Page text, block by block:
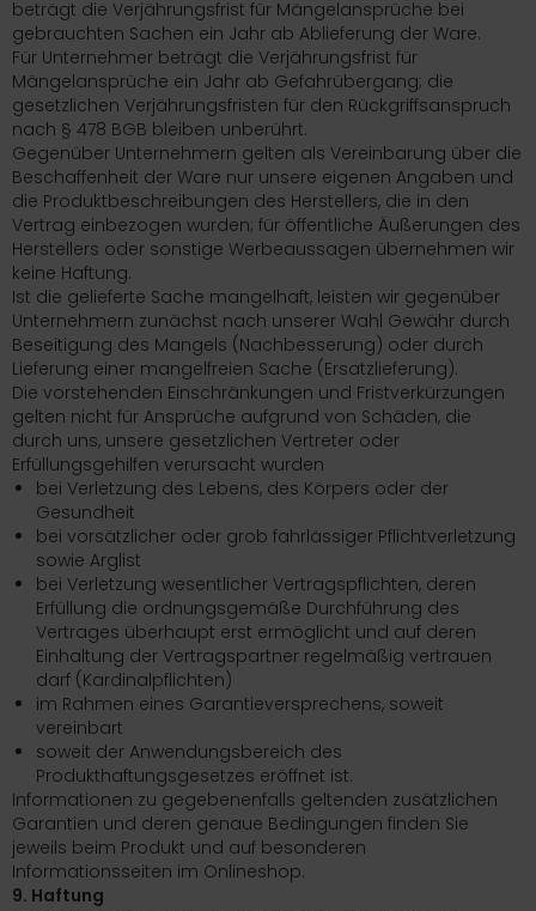
beträgt die Verjährungsfrist für Mängelansprüche bei
gebrauchten Sachen ein Jahr ab Ablieferung der Ware.
Für Unternehmer beträgt die Verjährungsfrist für
Mängelansprüche ein Jahr ab Gefahrübergang; die
gesetzlichen Verjährungsfristen für den Rückgriffsanspruch
nach § 478 BGB bleiben unberührt.
Gegenüber Unternehmern gelten als Vereinbarung über die
Beschaffenheit der Ware nur unsere eigenen Angaben und
die Produktbeschreibungen des Herstellers, die in den
Vertrag einbezogen wurden; für öffentliche Äußerungen des
Herstellers oder sonstige Werbeaussagen übernehmen wir
keine Haftung.
Ist die gelieferte Sache mangelhaft, leisten wir gegenüber
Unternehmern zunächst nach unserer Wahl Gewähr durch
Beseitigung des Mangels (Nachbesserung) oder durch
Lieferung einer mangelfreien Sache (Ersatzlieferung).
Die vorstehenden Einschränkungen und Fristverkürzungen
gelten nicht für Ansprüche aufgrund von Schäden, die
durch uns, unsere gesetzlichen Vertreter oder
Erfüllungsgehilfen verursacht wurden
bei Verletzung des Lebens, des Körpers oder der
Gesundheit
bei vorsätzlicher oder grob fahrlässiger Pflichtverletzung
sowie Arglist
bei Verletzung wesentlicher Vertragspflichten, deren
Erfüllung die ordnungsgemäße Durchführung des
Vertrages überhaupt erst ermöglicht und auf deren
Einhaltung der Vertragspartner regelmäßig vertrauen
darf (Kardinalpflichten)
im Rahmen eines Garantieversprechens, soweit
vereinbart
soweit der Anwendungsbereich des
Produkthaftungsgesetzes eröffnet ist.
Informationen zu gegebenenfalls geltenden zusätzlichen
Garantien und deren genaue Bedingungen finden Sie
jeweils beim Produkt und auf besonderen
Informationsseiten im Onlineshop.
9. Haftung